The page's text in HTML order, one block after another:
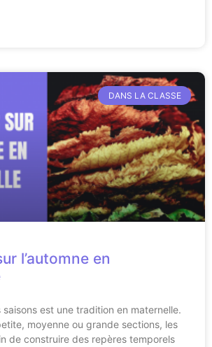
DANS LA CLASSE
l’automne en
saisons est une tradition en maternelle.
moyenne ou grande sections, les
de construire des repères temporels